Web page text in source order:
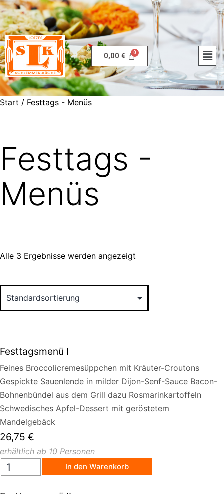
0,00 €
Start / Festtags - Menüs
Festtags -
Menüs
Alle 3 Ergebnisse werden angezeigt
Festtagsmenü I
Feines Broccolicremesüppchen mit Kräuter-Croutons
Gespickte Sauenlende in milder Dijon-Senf-Sauce Bacon-
Bohnenbündel aus dem Grill dazu Rosmarinkartoffeln
Schwedisches Apfel-Dessert mit geröstetem
Mandelgebäck
26,75 €
erhältlich ab 10 Personen
In den Warenkorb